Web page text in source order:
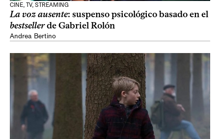
CINE, TV, STREAMING
La voz ausente: suspenso psicológico basado en el
bestsellerde Gabriel Rolón
Andrea Bertino